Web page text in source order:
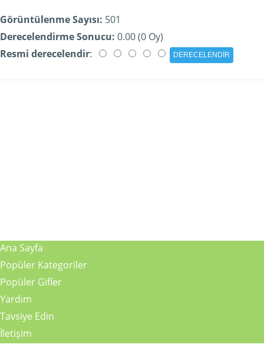
Görüntülenme Sayısı: 501
Derecelendirme Sonucu: 0.00 (0 Oy)
Resmi derecelendir:
Ana Sayfa
Popüler Kategoriler
Popüler Gifler
Yardım
Tavsiye Edin
İletişim